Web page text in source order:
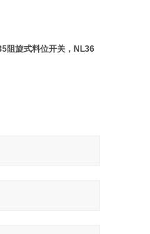
阻旋式料位开关，NL36